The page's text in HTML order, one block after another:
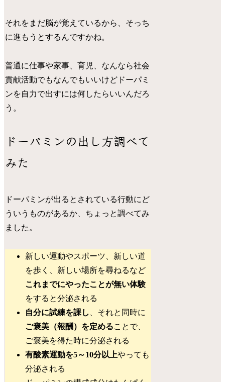
それをまだ脳が覚えているから、そっち
に進もうとするんですかね。
普通に仕事や家事、育児、なんなら社会
貢献活動でもなんでもいいけどドーパミ
ンを自力で出すには何したらいいんだろ
う。
ドーパミンの出し方調べて
みた
ドーパミンが出るとされている行動にど
ういうものがあるか、ちょっと調べてみ
ました。
新しい運動やスポーツ、新しい道
を歩く、新しい場所を尋ねるなど
これまでにやったことが無い体験
をすると分泌される
自分に試練を課し
、それと同時に
ご褒美（報酬）を定めることで、
ご褒美を得た時に分泌される
有酸素運動を5～10分以上やっても
分泌される